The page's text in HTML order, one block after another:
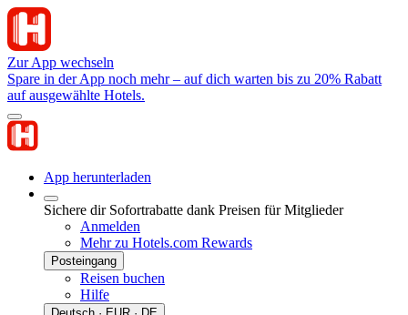
Zur App wechseln
Spare in der App noch mehr – auf dich warten bis zu 20% Rabatt
auf ausgewählte Hotels.
App herunterladen
Sichere dir Sofortrabatte dank Preisen für Mitglieder
Anmelden
Mehr zu Hotels.com Rewards
Posteingang
Reisen buchen
Hilfe